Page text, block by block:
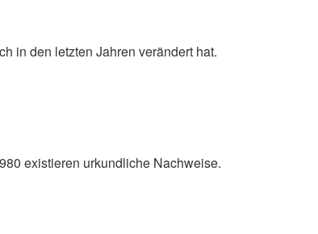
in den letzten Jahren verändert hat.
980 existieren urkundliche Nachweise.